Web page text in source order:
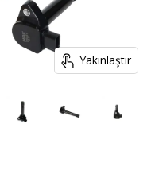
Yakınlaştır